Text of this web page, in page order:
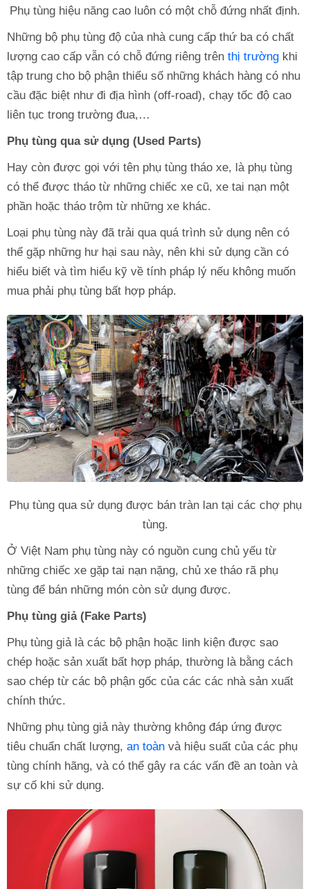
Phụ tùng hiệu năng cao luôn có một chỗ đứng nhất định.
Những bộ phụ tùng độ của nhà cung cấp thứ ba có chất
lượng cao cấp vẫn có chỗ đứng riêng trên thị trường khi
tập trung cho bộ phận thiểu số những khách hàng có nhu
cầu đặc biệt như đi địa hình (off-road), chạy tốc độ cao
liên tục trong trường đua,…
Phụ tùng qua sử dụng (Used Parts)
Hay còn được gọi với tên phụ tùng tháo xe, là phụ tùng
có thể được tháo từ những chiếc xe cũ, xe tai nạn một
phần hoặc tháo trộm từ những xe khác.
Loại phụ tùng này đã trải qua quá trình sử dụng nên có
thể gặp những hư hại sau này, nên khi sử dụng cần có
hiểu biết và tìm hiểu kỹ về tính pháp lý nếu không muốn
mua phải phụ tùng bất hợp pháp.
Phụ tùng qua sử dụng được bán tràn lan tại các chợ phụ
tùng.
Ở Việt Nam phụ tùng này có nguồn cung chủ yếu từ
những chiếc xe gặp tai nạn nặng, chủ xe tháo rã phụ
tùng để bán những món còn sử dụng được.
Phụ tùng giả (Fake Parts)
Phụ tùng giả là các bộ phận hoặc linh kiện được sao
chép hoặc sản xuất bất hợp pháp, thường là bằng cách
sao chép từ các bộ phận gốc của các các nhà sản xuất
chính thức.
Những phụ tùng giả này thường không đáp ứng được
tiêu chuẩn chất lượng, an toàn và hiệu suất của các phụ
tùng chính hãng, và có thể gây ra các vấn đề an toàn và
sự cố khi sử dụng.